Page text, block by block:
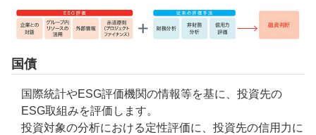
国債
国際統計やESG評価機関の情報等を基に、投資先の
ESG取組みを評価します。
投資対象の分析における定性評価に、投資先の信用力に